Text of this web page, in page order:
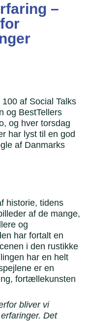
–
af Social Talks
og BestTellers
og hver torsdag
har lyst til en god
af Danmarks
historie, tidens
af de mange,
og
har fortalt en
i den rustikke
har en helt
er en
fortællekunsten
bliver vi
Det